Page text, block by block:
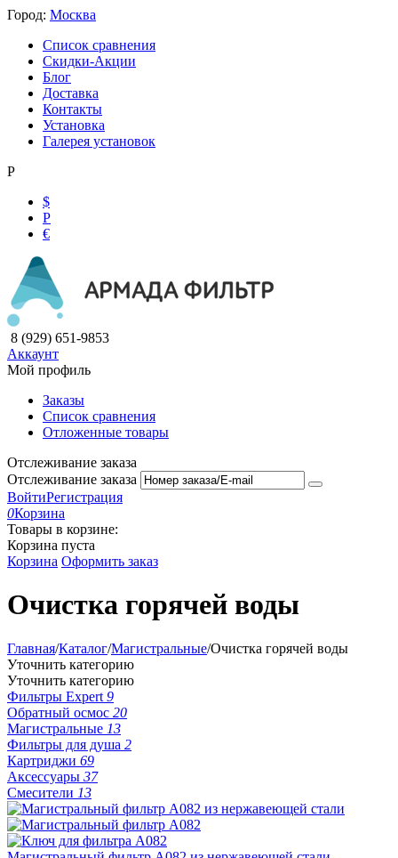
Город: Москва
Список сравнения
Скидки-Акции
Блог
Доставка
Контакты
Установка
Галерея установок
Р
$
Р
€
8 (929) 651-9853
Аккаунт
Мой профиль
Заказы
Список сравнения
Отложенные товары
Отслеживание заказа
Отслеживание заказа
ВойтиРегистрация
0Корзина
Товары в корзине:
Корзина пуста
Корзина Оформить заказ
Очистка горячей воды
Главная/Каталог/Магистральные/Очистка горячей воды
Уточнить категорию
Уточнить категорию
Фильтры Expert 9
Обратный осмос 20
Магистральные 13
Фильтры для душа 2
Картриджи 69
Аксессуары 37
Смесители 13